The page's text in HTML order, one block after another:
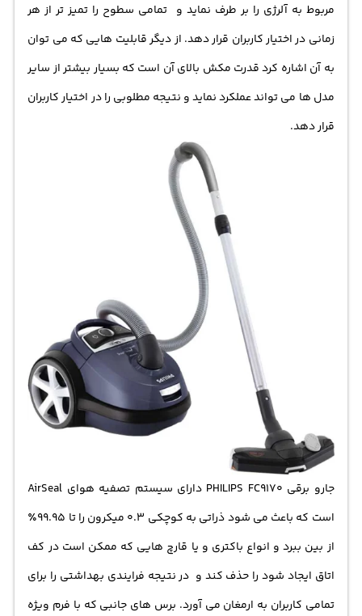
مربوط به آلرژی را بر طرف نماید و تمامی سطوح را تمیز تر از هر
زمانی در اختیار کاربران قرار دهد. از دیگر قابلیت هایی که می توان
به آن اشاره کرد قدرت مکش بالای آن است که بسیار بیشتر از سایر
مدل ها می تواند عملکرد نماید و نتیجه مطلوبی را در اختیار کاربران
قرار دهد.
جارو برقی PHILIPS FC9170
دارای سیستم تصفیه هوای AirSeal
است که باعث می شود ذراتی به کوچکی 0.3 میکرون را تا 99.95٪
از بین ببرد و انواع باکتری و یا قارچ هایی که ممکن است در کف
اتاق ایجاد شود را حذف کند و در نتیجه فرایندی بهداشتی را برای
تمامی کاربران به ارمغان می آورد. برس های جانبی که با فرم ویژه